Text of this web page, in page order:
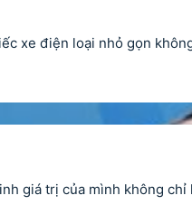
xe điện loại nhỏ gọn
giá trị của mình không